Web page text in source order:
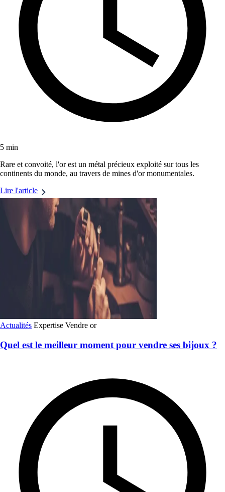
5 min
Rare et convoité, l'or est un métal précieux exploité sur tous les
continents du monde, au travers de mines d'or monumentales.
Lire l'article
Actualités Expertise Vendre or
Quel est le meilleur moment pour vendre ses bijoux ?